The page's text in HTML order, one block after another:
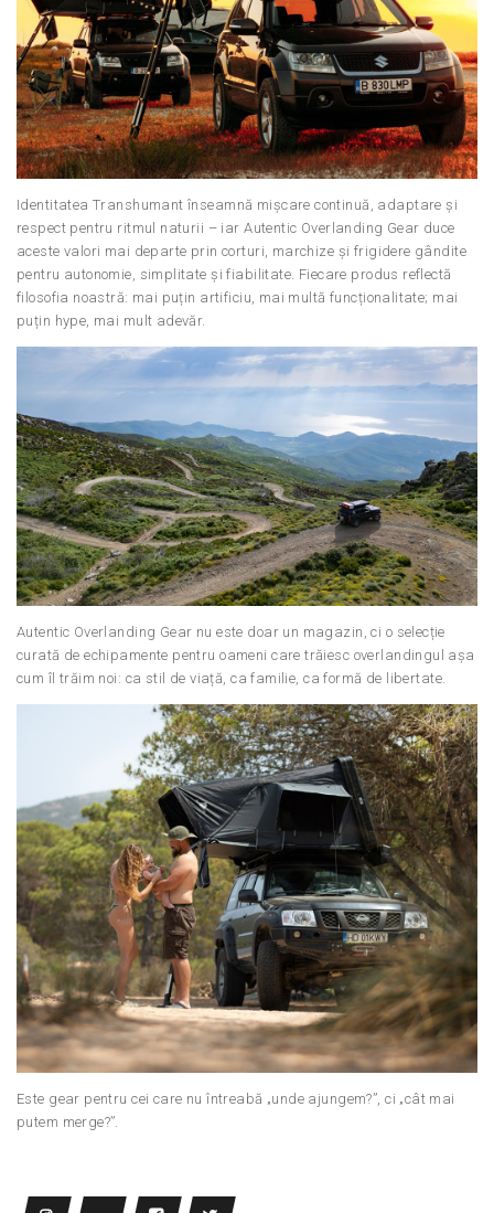
Identitatea Transhumant înseamnă mișcare continuă, adaptare și
respect pentru ritmul naturii – iar Autentic Overlanding Gear duce
aceste valori mai departe prin corturi, marchize și frigidere gândite
pentru autonomie, simplitate și fiabilitate. Fiecare produs reflectă
filosofia noastră: mai puțin artificiu, mai multă funcționalitate; mai
puțin hype, mai mult adevăr.
Autentic Overlanding Gear nu este doar un magazin, ci o selecție
curată de echipamente pentru oameni care trăiesc overlandingul așa
cum îl trăim noi: ca stil de viață, ca familie, ca formă de libertate.
Este gear pentru cei care nu întreabă „unde ajungem?”, ci „cât mai
putem merge?”.